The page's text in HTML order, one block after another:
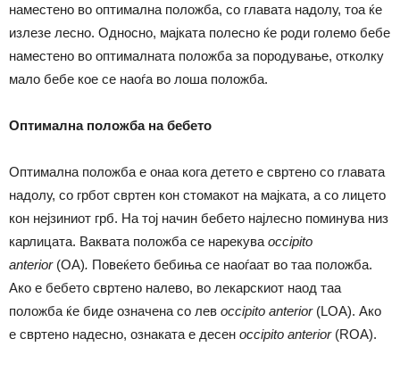
наместено во оптимална положба, со главата надолу, тоа ќе
излезе лесно. Односно, мајката полесно ќе роди големо бебе
наместено во оптималната положба за породување, отколку
мало бебе кое се наоѓа во лоша положба.
Оптимална положба на бебето
Оптимална положба е онаа кога детето е свртено со главата
надолу, со грбот свртен кон стомакот на мајката, а со лицето
кон нејзиниот грб. На тој начин бебето најлесно поминува низ
карлицата. Ваквата положба се нарекуваoccipito
anterior(OA). Повеќето бебиња се наоѓаат во таа положба.
Ако е бебето свртено налево, во лекарскиот наод таа
положба ќе биде означена со лев occipito anterior(LOA). Ако
е свртено надесно, ознаката е десен occipito anterior(ROA).